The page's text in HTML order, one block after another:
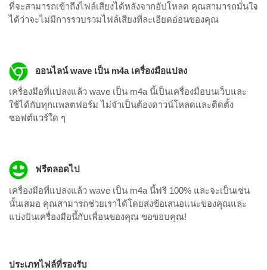
ที่จะสามารถเข้าถึงไฟล์เสียงได้หลังจากอัปโหลด คุณสามารถมั่นใจ
ได้ว่าจะไม่มีการรวบรวมไฟล์เสียงที่ละเอียดอ่อนของคุณ
ออนไลน์ wave เป็น m4a เครื่องมือแปลง
เครื่องมือที่แปลงแล้ว wave เป็น m4a นี้เป็นเครื่องมือบนเว็บและ
ใช้ได้กับทุกแพลตฟอร์ม ไม่จำเป็นต้องดาวน์โหลดและติดตั้ง
ซอฟต์แวร์ใด ๆ
ฟรีตลอดไป
เครื่องมือที่แปลงแล้ว wave เป็น m4a นี้ฟรี 100% และจะเป็นเช่น
นั้นเสมอ คุณสามารถช่วยเราได้โดยส่งข้อเสนอแนะของคุณและ
แบ่งปันเครื่องมือนี้กับเพื่อนของคุณ ขอขอบคุณ!
ประเภทไฟล์ที่รองรับ